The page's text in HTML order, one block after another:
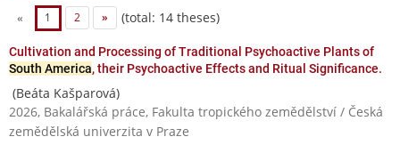
« 1 2 » (total: 14 theses)
Cultivation and Processing of Traditional Psychoactive Plants of
South America, their Psychoactive Effects and Ritual Significance.
(Beáta Kašparová)
2026, Bakalářská práce, Fakulta tropického zemědělství / Česká
zemědělská univerzita v Praze